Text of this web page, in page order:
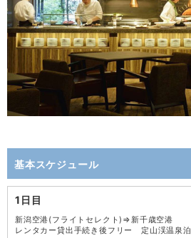
基本スケジュール
1日目
新潟空港(フライトセレクト)⇒新千歳空港
レンタカー貸出手続き後フリー 定山渓温泉泊